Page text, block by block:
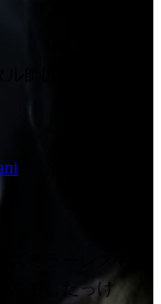
ル師匠、LOMO
ミラーレスも
んでしたっけ